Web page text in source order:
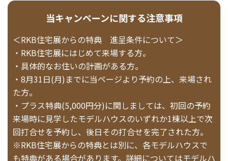
当キャンペーンに関する注意事項
＜RKB住宅展からの特典 進呈条件について＞
・RKB住宅展にはじめて来場する方。
・具体的なお住いの計画がある方。
・8月31日(月)までに当ページより予約の上、来場され
た方。
・プラス特典(5,000円分)に関しましては、初回の予約
来場時に見学したモデルハウスのいずれか1棟以上で次
回打合せを予約し、後日その打合せを完了された方。
※RKB住宅展からの特典とは別に、各モデルハウスで
も特典がある場合があります。詳細についてはモデルハ